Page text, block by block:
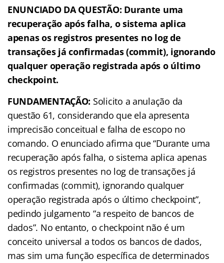
ENUNCIADO DA QUESTÃO: Durante uma
recuperação após falha, o sistema aplica
apenas os registros presentes no log de
transações já confirmadas (commit), ignorando
qualquer operação registrada após o último
checkpoint.
FUNDAMENTAÇÃO: Solicito a anulação da
questão 61, considerando que ela apresenta
imprecisão conceitual e falha de escopo no
comando. O enunciado afirma que “Durante uma
recuperação após falha, o sistema aplica apenas
os registros presentes no log de transações já
confirmadas (commit), ignorando qualquer
operação registrada após o último checkpoint”,
pedindo julgamento “a respeito de bancos de
dados”. No entanto, o checkpoint não é um
conceito universal a todos os bancos de dados,
mas sim uma função específica de determinados